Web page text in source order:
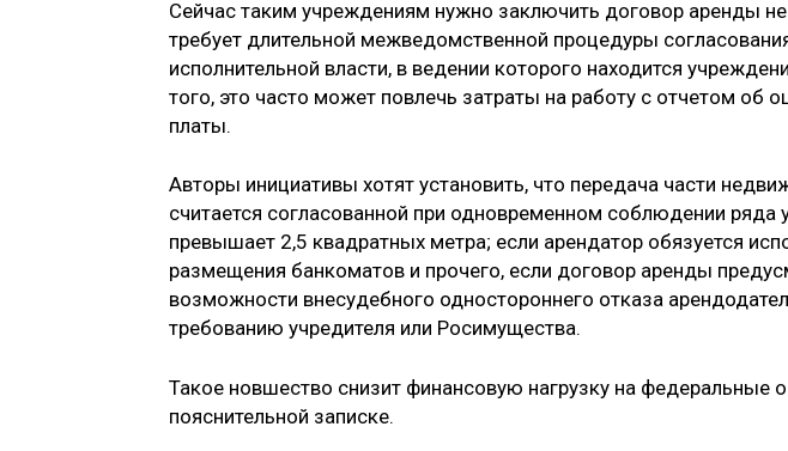
Сейчас таким учреждениям нужно заключить договор аренды
требует длительной межведомственной процедуры
исполнительной власти, в ведении которого находится
того, это часто может повлечь затраты на работу с отчетом об
платы.
Авторы инициативы хотят установить, что передача части
считается согласованной при одновременном соблюдении ряда
превышает 2,5 квадратных метра; если арендатор обязуется
размещения банкоматов и прочего, если договор аренды
возможности внесудебного одностороннего отказа
требованию учредителя или Росимущества.
Такое новшество снизит финансовую нагрузку на федеральные
пояснительной записке.